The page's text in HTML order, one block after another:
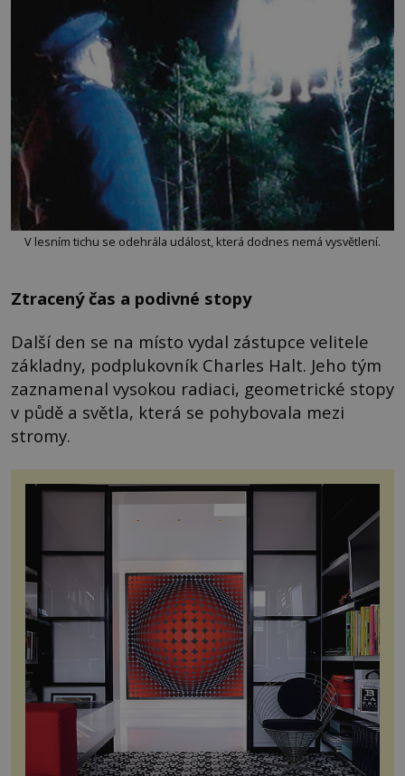
V lesním tichu se odehrála událost, která dodnes nemá vysvětlení.
Ztracený čas a podivné stopy
Další den se na místo vydal zástupce velitele
základny, podplukovník Charles Halt. Jeho tým
zaznamenal vysokou radiaci, geometrické stopy
v půdě a světla, která se pohybovala mezi
stromy.